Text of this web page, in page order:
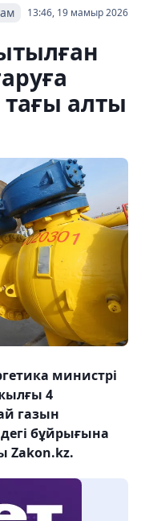
13:46, 19 мамыр 2026
алты
министрі
4
газын
бұйрығына
Zakon.kz.